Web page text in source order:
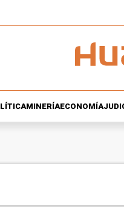
MINERÍAECONOMÍA